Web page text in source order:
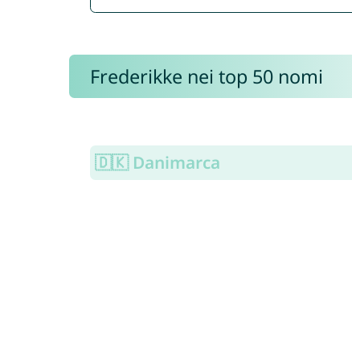
Frederikke nei top 50 nomi
🇩🇰 Danimarca